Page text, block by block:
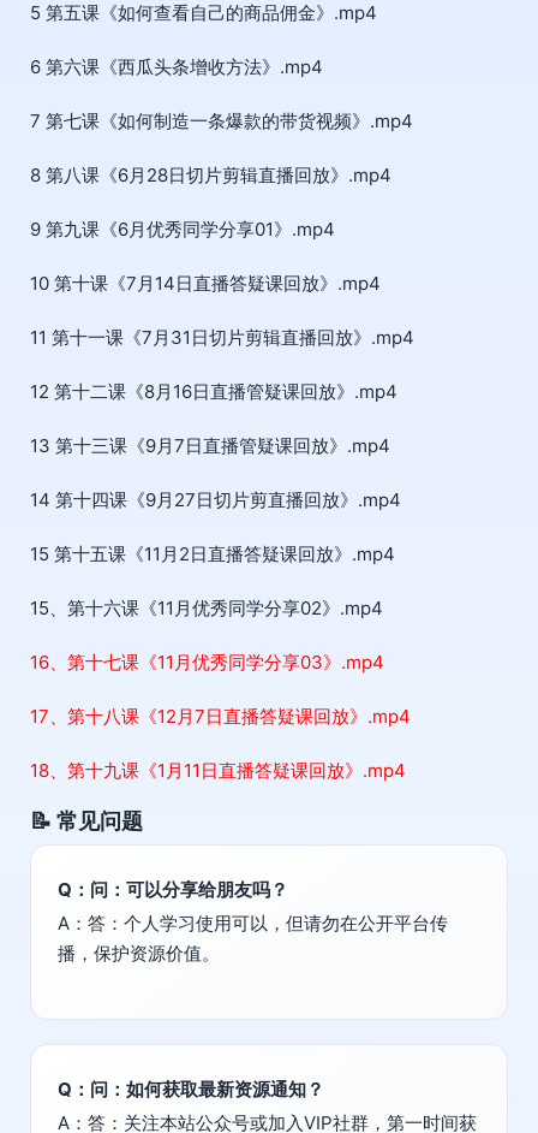
5 第五课《如何查看自己的商品佣金》.mp4
6 第六课《西瓜头条增收方法》.mp4
7 第七课《如何制造一条爆款的带货视频》.mp4
8 第八课《6月28日切片剪辑直播回放》.mp4
9 第九课《6月优秀同学分享01》.mp4
10 第十课《7月14日直播答疑课回放》.mp4
11 第十一课《7月31日切片剪辑直播回放》.mp4
12 第十二课《8月16日直播管疑课回放》.mp4
13 第十三课《9月7日直播管疑课回放》.mp4
14 第十四课《9月27日切片剪直播回放》.mp4
15 第十五课《11月2日直播答疑课回放》.mp4
15、第十六课《11月优秀同学分享02》.mp4
16、第十七课《11月优秀同学分享03》.mp4
17、第十八课《12月7日直播答疑课回放》.mp4
18、第十九课《1月11日直播答疑课回放》.mp4
📝 常见问题
Q：问：可以分享给朋友吗？
A：答：个人学习使用可以，但请勿在公开平台传
播，保护资源价值。
Q：问：如何获取最新资源通知？
A：答：关注本站公众号或加入VIP社群，第一时间获